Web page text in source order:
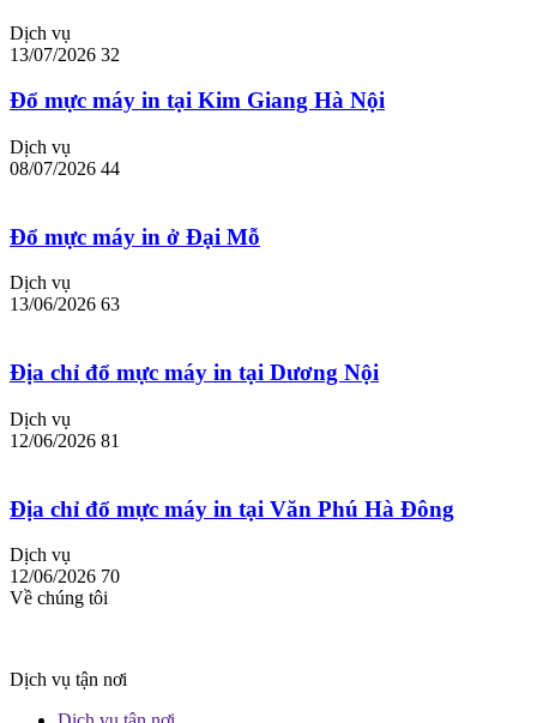
Dịch vụ
13/07/2026 32
Đổ mực máy in tại Kim Giang Hà Nội
Dịch vụ
08/07/2026 44
Đổ mực máy in ở Đại Mỗ
Dịch vụ
13/06/2026 63
Địa chỉ đổ mực máy in tại Dương Nội
Dịch vụ
12/06/2026 81
Địa chỉ đổ mực máy in tại Văn Phú Hà Đông
Dịch vụ
12/06/2026 70
Về chúng tôi
Dịch vụ tận nơi